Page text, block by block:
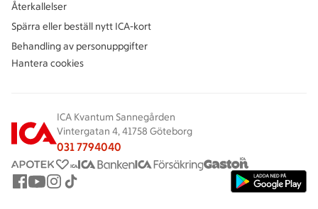
Återkallelser
Spärra eller beställ nytt ICA-kort
Behandling av personuppgifter
Hantera cookies
ICA Kvantum Sannegården
Vintergatan 4, 41758 Göteborg
031 7794040